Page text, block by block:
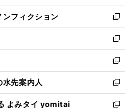
開
く
ウ
で
開
く
ン
ド
ウ
で
開
く
ウ
ィ
ン
ド
ウ
で
開
く
フィクション
新
し
い
ウ
ィ
ン
ド
ウ
で
新
し
い
ウ
ィ
ン
ド
新
し
い
ウ
ィ
先案内人
新
し
い
よみタイ yomitai